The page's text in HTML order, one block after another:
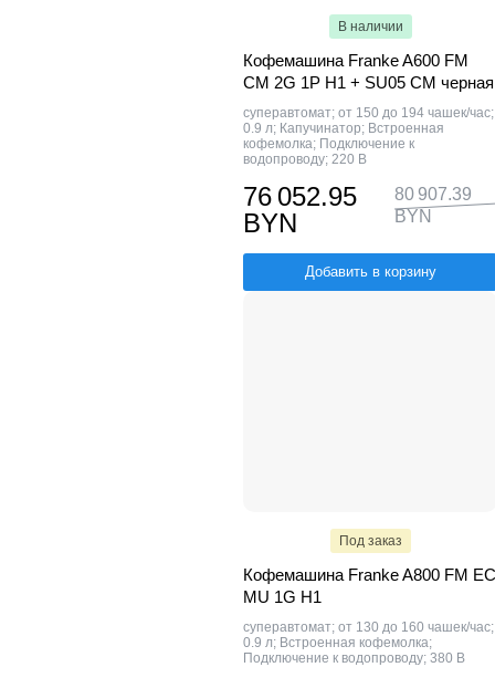
В наличии
Кофемашина Franke A600 FM
CM 2G 1P H1 + SU05 CM черная
суперавтомат; от 150 до 194 чашек/час;
0.9 л; Капучинатор; Встроенная
кофемолка; Подключение к
водопроводу; 220 В
76 052.95
BYN
80 907.39
BYN
Добавить в корзину
Под заказ
Кофемашина Franke A800 FM EC
MU 1G H1
суперавтомат; от 130 до 160 чашек/час;
0.9 л; Встроенная кофемолка;
Подключение к водопроводу; 380 В